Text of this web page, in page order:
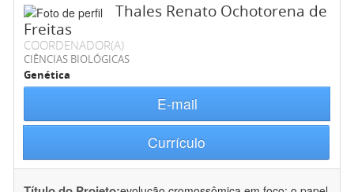
Thales Renato Ochotorena de
Freitas
COORDENADOR(A)
CIÊNCIAS BIOLÓGICAS
Genética
E-mail
Currículo